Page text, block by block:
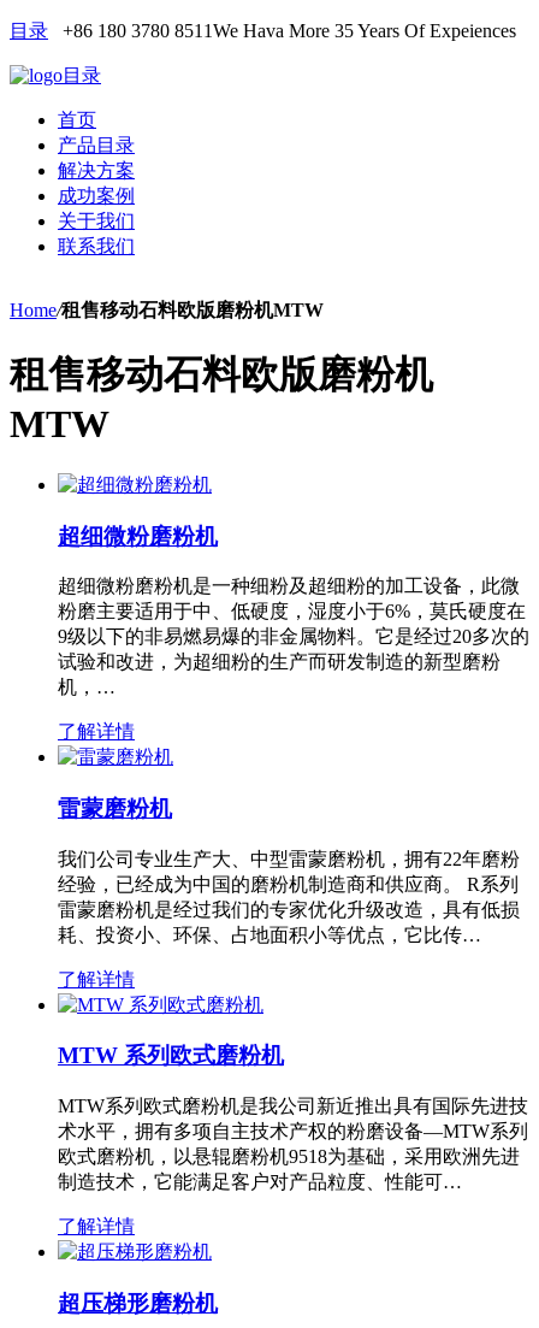
目录 +86 180 3780 8511We Hava More 35 Years Of Expeiences
目录
首页
产品目录
解决方案
成功案例
关于我们
联系我们
Home/租售移动石料欧版磨粉机MTW
租售移动石料欧版磨粉机
MTW
超细微粉磨粉机
超细微粉磨粉机是一种细粉及超细粉的加工设备，此微
粉磨主要适用于中、低硬度，湿度小于6%，莫氏硬度在
9级以下的非易燃易爆的非金属物料。它是经过20多次的
试验和改进，为超细粉的生产而研发制造的新型磨粉
机，…
了解详情
雷蒙磨粉机
我们公司专业生产大、中型雷蒙磨粉机，拥有22年磨粉
经验，已经成为中国的磨粉机制造商和供应商。 R系列
雷蒙磨粉机是经过我们的专家优化升级改造，具有低损
耗、投资小、环保、占地面积小等优点，它比传…
了解详情
MTW 系列欧式磨粉机
MTW系列欧式磨粉机是我公司新近推出具有国际先进技
术水平，拥有多项自主技术产权的粉磨设备—MTW系列
欧式磨粉机，以悬辊磨粉机9518为基础，采用欧洲先进
制造技术，它能满足客户对产品粒度、性能可…
了解详情
超压梯形磨粉机